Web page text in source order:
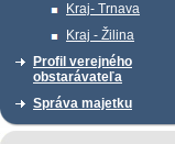
Kraj- Trnava
Kraj - Žilina
Profil verejného
obstarávateľa
Správa majetku